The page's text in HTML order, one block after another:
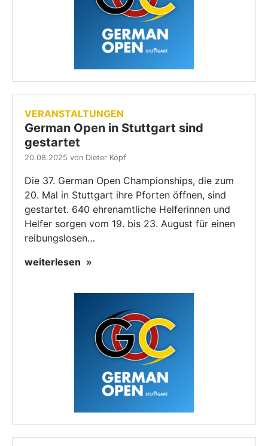
VERANSTALTUNGEN
German Open in Stuttgart sind
gestartet
20.08.2025 von Dieter Köpf
Die 37. German Open Championships, die zum
20. Mal in Stuttgart ihre Pforten öffnen, sind
gestartet. 640 ehrenamtliche Helferinnen und
Helfer sorgen vom 19. bis 23. August für einen
reibungslosen…
weiterlesen